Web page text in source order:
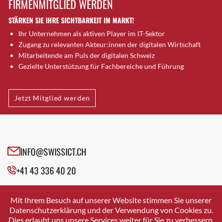
Brugg AG
Brütten
Bubendorf
Bubikon
Buchs (SG)
Bäretswil
Bülach
Cazis
Crissier
Davos Platz
Dierikon
Dietikon
FIRMENMITGLIED WERDEN
STÄRKEN SIE IHRE SICHTBARKEIT IM MARKT!
Ihr Unternehmen als aktiven Player im IT-Sektor
Zugang zu relevanten Akteur:innen der digitalen Wirtschaft
Mitarbeitende am Puls der digitalen Schweiz
Gezielte Unterstützung für Fachbereiche und Führung
Jetzt Mitglied werden
INFO@SWISSICT.CH
+41 43 336 40 20
SWISSICT
VULKANSTRASSE 120
8048 ZURICH
Mit Ihrem Besuch auf unserer Website stimmen Sie unserer
Datenschutzerklärung und der Verwendung von Cookies zu.
Dies erlaubt uns unsere Services weiter für Sie zu verbessern.